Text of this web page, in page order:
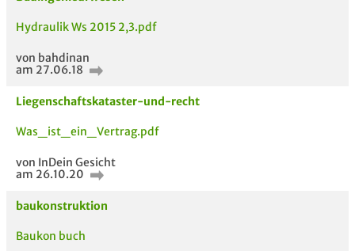
Hydraulik Ws 2015 2,3.pdf
von bahdinan
am 27.06.18
Liegenschaftskataster-und-recht
Was_ist_ein_Vertrag.pdf
von InDein Gesicht
am 26.10.20
baukonstruktion
Baukon buch